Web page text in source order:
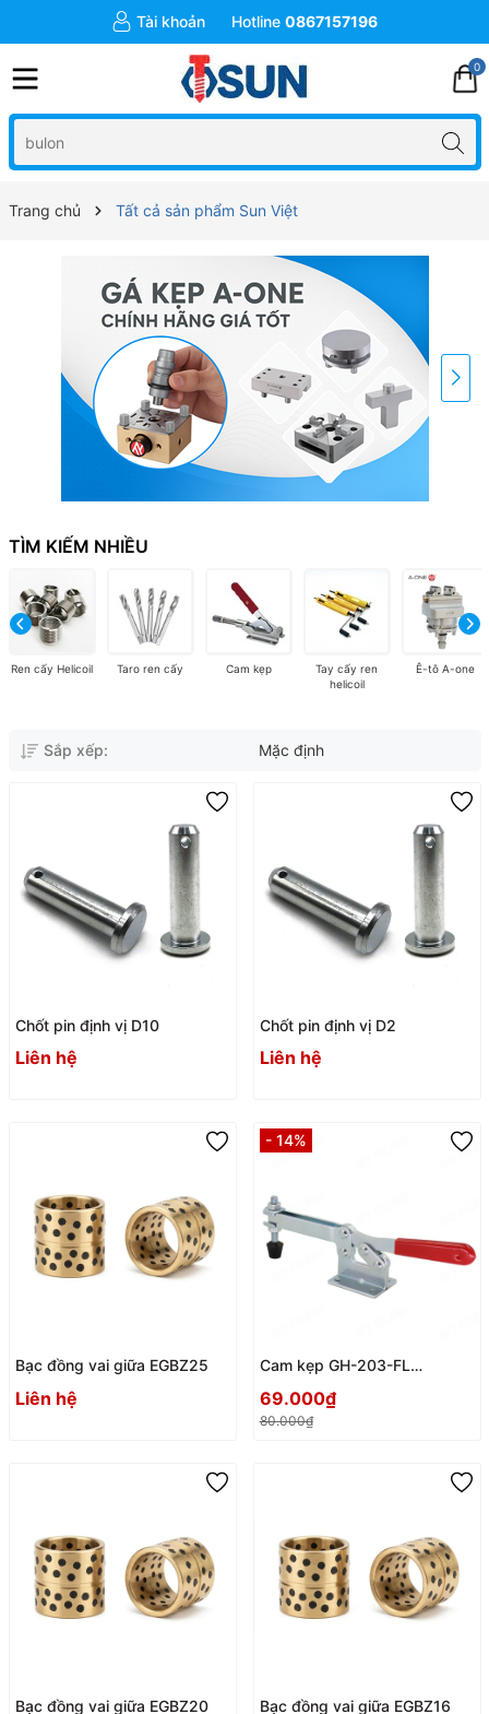
Tài khoản Hotline 0867157196
0
Trang chủ Tất cả sản phẩm Sun Việt
TÌM KIẾM NHIỀU
Ren cấy Helicoil Taro ren cấy Cam kẹp
Tay cấy ren
helicoil
Ê-tô A-one
Sắp xếp: Mặc định
Chốt pin định vị D10
Liên hệ
Chốt pin định vị D2
Liên hệ
Bạc đồng vai giữa EGBZ25
Liên hệ
- 14%
Cam kẹp GH-203-FL
69.000₫
80.000₫
Bạc đồng vai giữa EGBZ20 Bạc đồng vai giữa EGBZ16